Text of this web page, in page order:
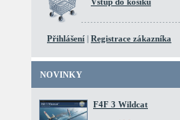
Přihlášení | Registrace zákazníka
NOVINKY
F4F 3 Wildcat